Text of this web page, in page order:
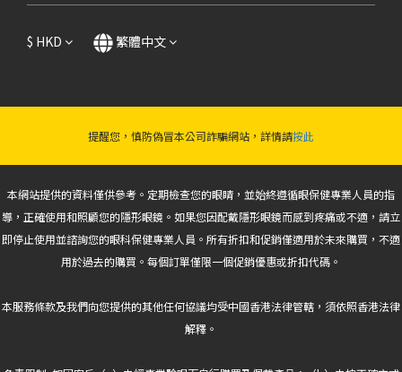
$ HKD 繁體中文
提醒您，慎防偽冒本公司詐騙網站，詳情請按此
本網站提供的資料僅供參考。定期檢查您的眼睛，並始終遵循眼保健專業人員的指
導，正確使用和照顧您的隱形眼鏡。如果您因配戴隱形眼鏡而感到疼痛或不適，請立
即停止使用並諮詢您的眼科保健專業人員。所有折扣和促銷僅適用於未來購買，不適
用於過去的購買。每個訂單僅限一個促銷優惠或折扣代碼。
本服務條款及我們向您提供的其他任何協議均受中國香港法律管轄，須依照香港法律
解釋。